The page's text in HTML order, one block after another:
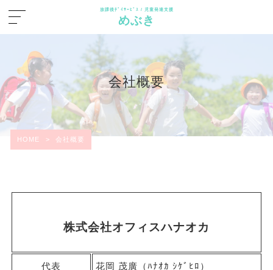
放課後ﾃﾞｲｻｰﾋﾞｽ / 児童発達支援
めぶき
会社概要
HOME > 会社概要
株式会社オフィスハナオカ
代表 花岡 茂廣（ﾊﾅｵｶ ｼｹﾞﾋﾛ）